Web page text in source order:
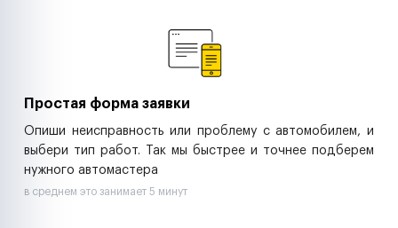
Простая форма заявки
Опиши неисправность или проблему с автомобилем, и
выбери тип работ. Так мы быстрее и точнее подберем
нужного автомастера
в среднем это занимает 5 минут